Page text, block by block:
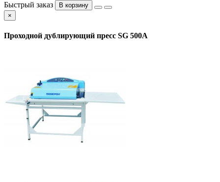
Быстрый заказ
В корзину
×
Проходной дублирующий пресс SG 500A